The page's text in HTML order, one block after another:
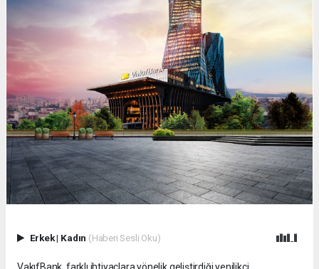
Erkek| Kadın (Haberi Sesli Oku)